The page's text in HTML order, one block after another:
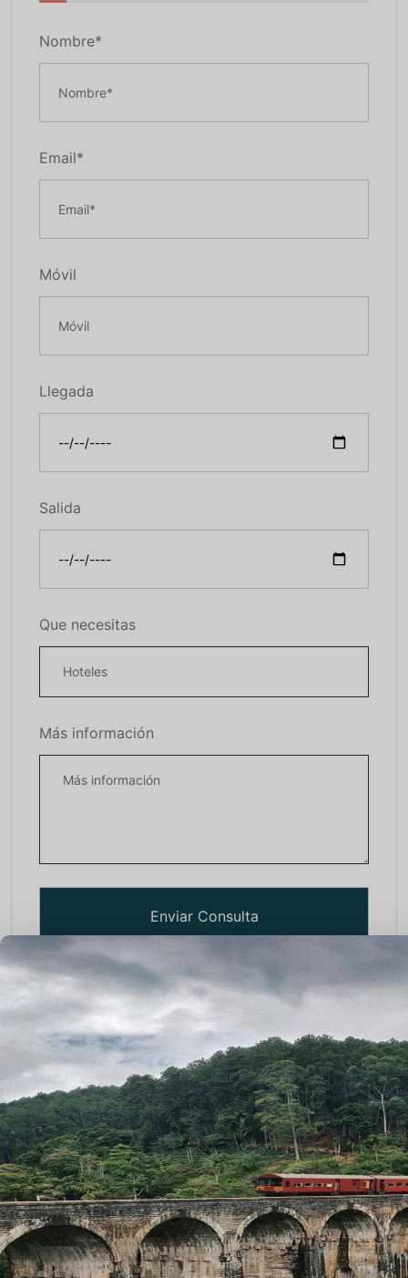
Nombre*
Email*
Móvil
Llegada
Salida
Que necesitas
Más información
Paquetes de Viajes
Viaje a India
Viaje Sur de la India
Viaje a Rajasthan con Varanasi